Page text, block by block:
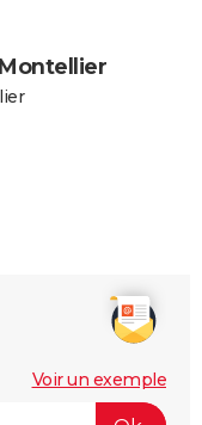
Voir un exemple